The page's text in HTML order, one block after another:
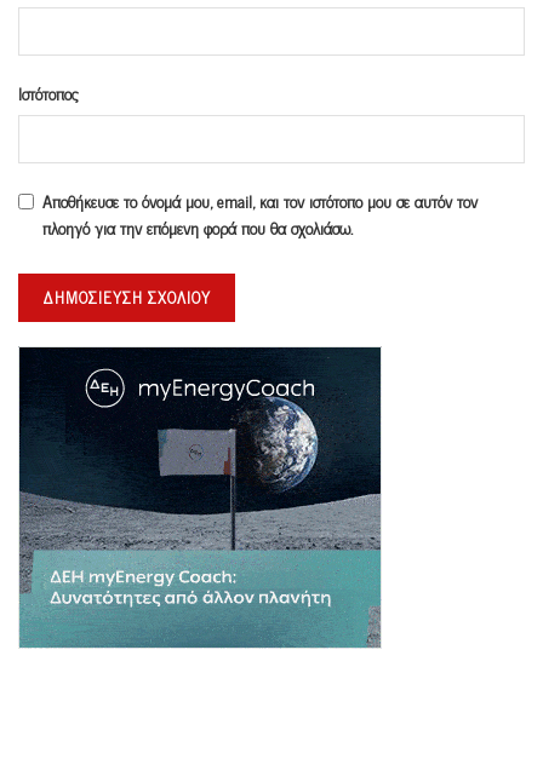
Ιστότοπος
Αποθήκευσε το όνομά μου, email, και τον ιστότοπο μου σε αυτόν τον
πλοηγό για την επόμενη φορά που θα σχολιάσω.